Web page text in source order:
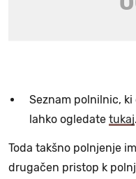
Seznam polnilnic,
lahko ogledate tukaj.
Toda takšno polnjenje
drugačen pristop k